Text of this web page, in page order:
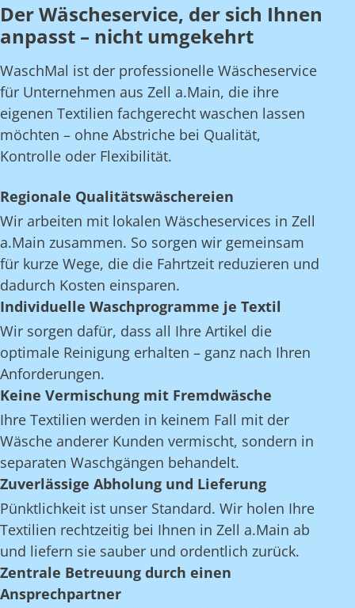
Der Wäscheservice, der sich Ihnen
anpasst – nicht umgekehrt
WaschMal ist der professionelle Wäscheservice
für Unternehmen aus Zell a.Main, die ihre
eigenen Textilien fachgerecht waschen lassen
möchten – ohne Abstriche bei Qualität,
Kontrolle oder Flexibilität.
Regionale Qualitätswäschereien
Wir arbeiten mit lokalen Wäscheservices in Zell
a.Main zusammen. So sorgen wir gemeinsam
für kurze Wege, die die Fahrtzeit reduzieren und
dadurch Kosten einsparen.
Individuelle Waschprogramme je Textil
Wir sorgen dafür, dass all Ihre Artikel die
optimale Reinigung erhalten – ganz nach Ihren
Anforderungen.
Keine Vermischung mit Fremdwäsche
Ihre Textilien werden in keinem Fall mit der
Wäsche anderer Kunden vermischt, sondern in
separaten Waschgängen behandelt.
Zuverlässige Abholung und Lieferung
Pünktlichkeit ist unser Standard. Wir holen Ihre
Textilien rechtzeitig bei Ihnen in Zell a.Main ab
und liefern sie sauber und ordentlich zurück.
Zentrale Betreuung durch einen
Ansprechpartner